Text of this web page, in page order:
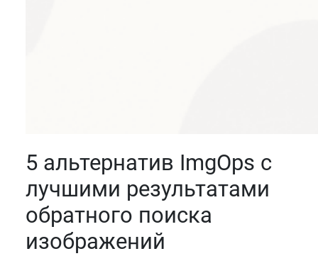
5 альтернатив ImgOps с
лучшими результатами
обратного поиска
изображений